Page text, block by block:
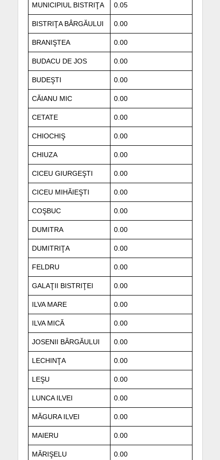
MUNICIPIUL BISTRIŢA 0.05
BISTRIŢA BÂRGĂULUI 0.00
BRANIŞTEA 0.00
BUDACU DE JOS 0.00
BUDEŞTI 0.00
CĂIANU MIC 0.00
CETATE 0.00
CHIOCHIŞ 0.00
CHIUZA 0.00
CICEU GIURGEŞTI 0.00
CICEU MIHĂIEŞTI 0.00
COŞBUC 0.00
DUMITRA 0.00
DUMITRIŢA 0.00
FELDRU 0.00
GALAŢII BISTRIŢEI 0.00
ILVA MARE 0.00
ILVA MICĂ 0.00
JOSENII BÂRGĂULUI 0.00
LECHINŢA 0.00
LEŞU 0.00
LUNCA ILVEI 0.00
MĂGURA ILVEI 0.00
MAIERU 0.00
MĂRIŞELU 0.00